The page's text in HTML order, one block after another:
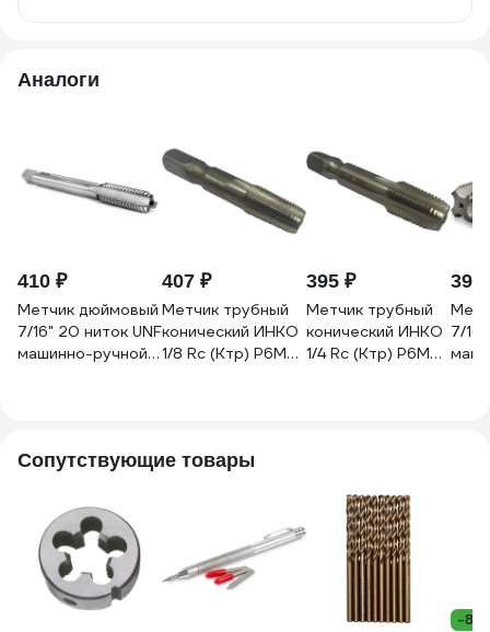
Аналоги
410 ₽
Метчик дюймовый
7/16" 20 ниток UNF
машинно-ручной
407 ₽
Метчик трубный
конический ИНКО
1/8 Rc (Ктр) Р6М5
395 ₽
Метчик трубный
конический ИНКО
1/4 Rc (Ктр) Р6М5
394
7/
Сопутствующие товары
-8%